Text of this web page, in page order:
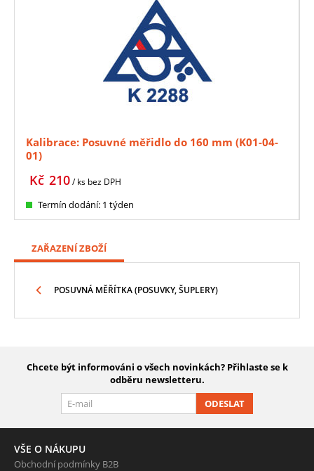
Kalibrace: Posuvné měřidlo do 160 mm (K01-04-
01)
210
Kč / ks bez DPH
Termín dodání: 1 týden
ZAŘAZENÍ ZBOŽÍ
POSUVNÁ MĚŘÍTKA (POSUVKY, ŠUPLERY)
Chcete být informováni o všech novinkách? Přihlaste se k
odběru newsletteru.
ODESLAT
VŠE O NÁKUPU
Obchodní podmínky B2B